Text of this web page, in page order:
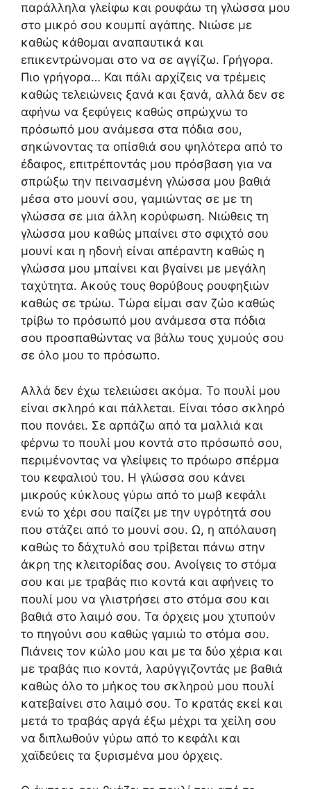
παράλληλα γλείφω και ρουφάω τη γλώσσα μου
στο μικρό σου κουμπί αγάπης. Νιώσε με
καθώς κάθομαι αναπαυτικά και
επικεντρώνομαι στο να σε αγγίζω. Γρήγορα.
Πιο γρήγορα… Και πάλι αρχίζεις να τρέμεις
καθώς τελειώνεις ξανά και ξανά, αλλά δεν σε
αφήνω να ξεφύγεις καθώς σπρώχνω το
πρόσωπό μου ανάμεσα στα πόδια σου,
σηκώνοντας τα οπίσθιά σου ψηλότερα από το
έδαφος, επιτρέποντάς μου πρόσβαση για να
σπρώξω την πεινασμένη γλώσσα μου βαθιά
μέσα στο μουνί σου, γαμιώντας σε με τη
γλώσσα σε μια άλλη κορύφωση. Νιώθεις τη
γλώσσα μου καθώς μπαίνει στο σφιχτό σου
μουνί και η ηδονή είναι απέραντη καθώς η
γλώσσα μου μπαίνει και βγαίνει με μεγάλη
ταχύτητα. Ακούς τους θορύβους ρουφηξιών
καθώς σε τρώω. Τώρα είμαι σαν ζώο καθώς
τρίβω το πρόσωπό μου ανάμεσα στα πόδια
σου προσπαθώντας να βάλω τους χυμούς σου
σε όλο μου το πρόσωπο.
Αλλά δεν έχω τελειώσει ακόμα. Το πουλί μου
είναι σκληρό και πάλλεται. Είναι τόσο σκληρό
που πονάει. Σε αρπάζω από τα μαλλιά και
φέρνω το πουλί μου κοντά στο πρόσωπό σου,
περιμένοντας να γλείψεις το πρόωρο σπέρμα
του κεφαλιού του. Η γλώσσα σου κάνει
μικρούς κύκλους γύρω από το μωβ κεφάλι
ενώ το χέρι σου παίζει με την υγρότητά σου
που στάζει από το μουνί σου. Ω, η απόλαυση
καθώς το δάχτυλό σου τρίβεται πάνω στην
άκρη της κλειτορίδας σου. Ανοίγεις το στόμα
σου και με τραβάς πιο κοντά και αφήνεις το
πουλί μου να γλιστρήσει στο στόμα σου και
βαθιά στο λαιμό σου. Τα όρχεις μου χτυπούν
το πηγούνι σου καθώς γαμιώ το στόμα σου.
Πιάνεις τον κώλο μου και με τα δύο χέρια και
με τραβάς πιο κοντά, λαρύγγιζοντάς με βαθιά
καθώς όλο το μήκος του σκληρού μου πουλί
κατεβαίνει στο λαιμό σου. Το κρατάς εκεί και
μετά το τραβάς αργά έξω μέχρι τα χείλη σου
να διπλωθούν γύρω από το κεφάλι και
χαϊδεύεις τα ξυρισμένα μου όρχεις.